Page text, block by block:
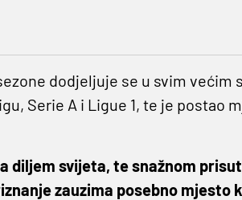
dodjeljuje se u svim
Serie A i Ligue 1, te je postao
diljem svijeta, te snažnom
zauzima posebno mjesto